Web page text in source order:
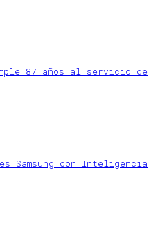
87 años al servicio de
Samsung con Inteligencia